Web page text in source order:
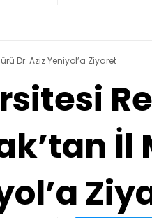
Dr. Aziz Yeniyol’a Ziyaret
İl